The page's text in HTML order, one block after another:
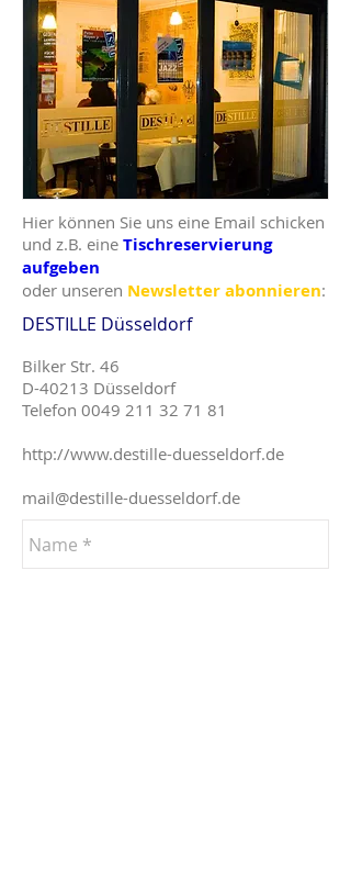
Hier können Sie uns eine Email schicken
und z.B. eine Tischreservierung
aufgeben
oder unseren Newsletter abonnieren:
DESTILLE Düsseldorf
Bilker Str. 46
D-40213 Düsseldorf
Telefon 0049 211 32 71 81
http://www.destille-duesseldorf.de
mail@destille-duesseldorf.de